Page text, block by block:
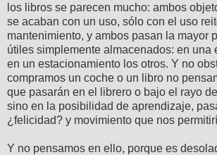
los libros se parecen mucho: ambos
se acaban con un uso, sólo con el uso
mantenimiento, y ambos pasan la mayor
útiles simplemente almacenados: en una
en un estacionamiento los otros. Y no
compramos un coche o un libro no
que pasarán en el librero o bajo el rayo
sino en la posibilidad de aprendizaje,
¿felicidad? y movimiento que nos
Y no pensamos en ello, porque es